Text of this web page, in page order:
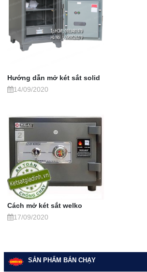
Hướng dẫn mở két sắt solid
14/09/2020
Cách mở két sắt welko
17/09/2020
SẢN PHẨM BÁN CHẠY